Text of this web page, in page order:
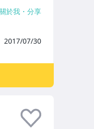
於我 分享
2017/07/30